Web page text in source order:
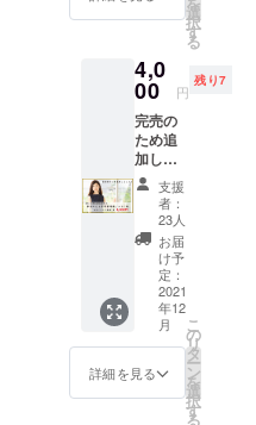
スしな
側と向
き合
い、海
や自然
を眺め
なが
ら、心
と体を
整えて
いきま
す。 ラ
ンチも
ご用意
してお
ります
みんな
でお食
ら読
書」に
お使い
くださ
い。 ＊
録音音
源は、
メール
でお送
りしま
す。
籍を支
援者さ
送でお
届けし
ます。
＊お名
前入り
のサイ
ン本は
こちら
のみで
す。 ■
必須
書いて
欲しい
お名前
は、備
考欄に
記載く
選
択
す
る
4,0
00 円
残り7
完売の
ため追
加しま
した！
【夢を
叶える
思考整
理術
ノート1
冊（使
い方解
説動画
付き）
＆ふじ
あやサ
イン付
支援
者：
23人
お届
け予
定：
2021
年12
月
詳細を見る
こ
の
リ
タ
ー
ン
を
選
択
す
る